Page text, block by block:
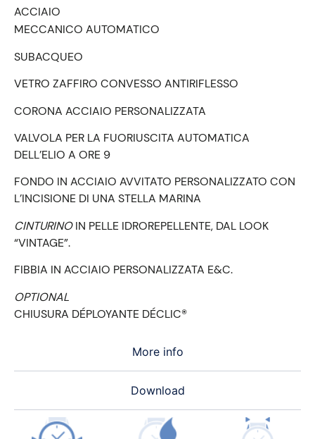
More info
Download
ACCIAIO
MECCANICO AUTOMATICO
SUBACQUEO
VETRO ZAFFIRO CONVESSO ANTIRIFLESSO
CORONA ACCIAIO PERSONALIZZATA
VALVOLA PER LA FUORIUSCITA AUTOMATICA
DELL’ELIO A ORE 9
FONDO IN ACCIAIO AVVITATO PERSONALIZZATO CON
L’INCISIONE DI UNA STELLA MARINA
CINTURINOIN PELLE IDROREPELLENTE, DAL LOOK
“VINTAGE”.
FIBBIA IN ACCIAIO PERSONALIZZATA E&C.
OPTIONAL
CHIUSURA DÉPLOYANTE DÉCLIC®